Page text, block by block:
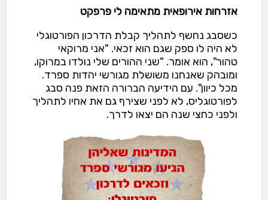
אזרחות אירופאית מתאימה לי פרפקט
כשסבג נחשף לתהליך קבלת הדרכון הפורטוגלי
לא היה לו ספק שגם הוא זכאי. "אני מרוקאי
טהור", הוא אומר. "שני ההורים שלי נולדו במרוקו,
ומובהק שאנחנו משושלת מגורשי יהדות ספרד.
מכל כיוון". עם הידיעה הברורה הזאת פנה סבג
לפורטוגליס, לא לפני שצירף גם את אחיו לתהליך
ולפני כחצי שנה הם יצאו לדרך.